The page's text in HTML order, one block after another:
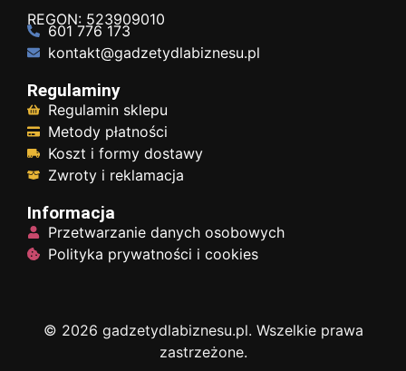
REGON: 523909010
601 776 173
kontakt@gadzetydlabiznesu.pl
Regulaminy
Regulamin sklepu
Metody płatności
Koszt i formy dostawy
Zwroty i reklamacja
Informacja
Przetwarzanie danych osobowych
Polityka prywatności i cookies
© 2026 gadzetydlabiznesu.pl. Wszelkie prawa
zastrzeżone.